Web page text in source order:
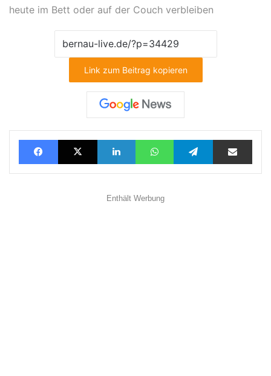
heute im Bett oder auf der Couch verbleiben
Link zum Beitrag kopieren
FacebookX LinkedInWhatsAppTelegramTeilen via E-Mail
Enthält Werbung